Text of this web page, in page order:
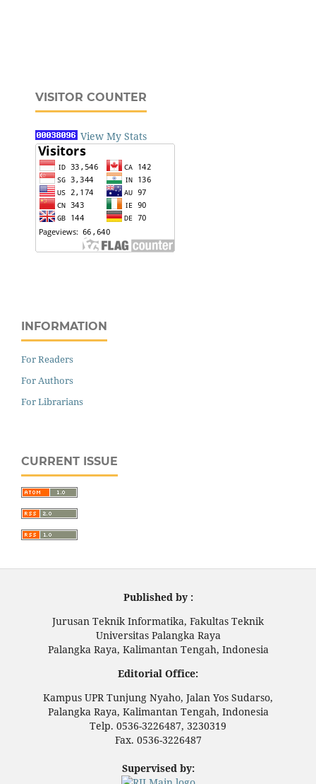
VISITOR COUNTER
View My Stats
INFORMATION
For Readers
For Authors
For Librarians
CURRENT ISSUE
Published by :
Jurusan Teknik Informatika, Fakultas Teknik
Universitas Palangka Raya
Palangka Raya, Kalimantan Tengah, Indonesia
Editorial Office:
Kampus UPR Tunjung Nyaho, Jalan Yos Sudarso,
Palangka Raya, Kalimantan Tengah, Indonesia
Telp. 0536-3226487, 3230319
Fax. 0536-3226487
Supervised by: